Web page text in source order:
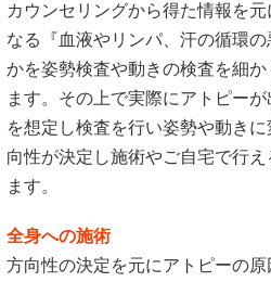
カウンセリングから得た情報を
なる『血液やリンパ、汗の循環
かを姿勢検査や動きの検査を細
ます。その上で実際にアトピー
を想定し検査を行い姿勢や動き
向性が決定し施術やご自宅で行
ます。
全身への施術
方向性の決定を元にアトピーの